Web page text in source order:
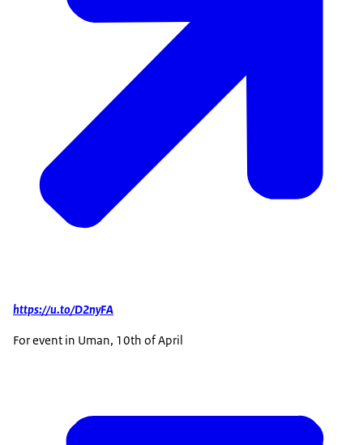
https://u.to/D2nyFA
For event in Uman, 10th of April